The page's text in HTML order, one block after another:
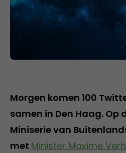
Morgen komen 100
samen in Den Haag. Op
Miniserie van
met Minister Maxime